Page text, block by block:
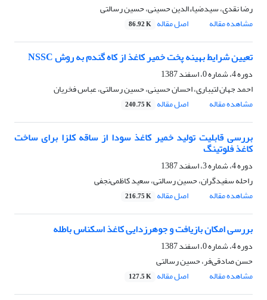
رضا نقدی، سیدضیاءالدین حسینی، حسین رسالتی
مشاهده مقاله
اصل مقاله 86.92 K
تعیین شرایط بهینه پخت خمیر کاغذ از کاه گندم به روش NSSC
دوره 4، شماره 0، اسفند 1387
احمد جهان لتیباری، احسان حسینی، حسین رسالتی، عباس فخریان
مشاهده مقاله
اصل مقاله 240.75 K
بررسی قابلیت تولید خمیر کاغذ سودا از ساقه کلزا برای ساخت
کاغذ فلوتینگ
دوره 4، شماره 3، اسفند 1387
راحله سفیدگران، حسین رسالتی، سعید کاظمی‌نجفی
مشاهده مقاله
اصل مقاله 216.75 K
بررسی امکان بازیافت و جوهرزدایی کاغذ اسکناس باطله
دوره 4، شماره 0، اسفند 1387
حسن صادقی‌فر، حسین رسالتی
مشاهده مقاله
اصل مقاله 127.5 K